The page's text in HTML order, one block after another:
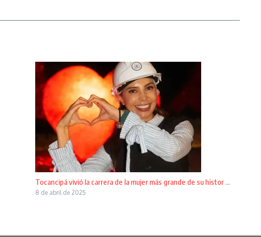
Tocancipá vivió la carrera de la mujer más grande de su histor ...
8 de abril de 2025